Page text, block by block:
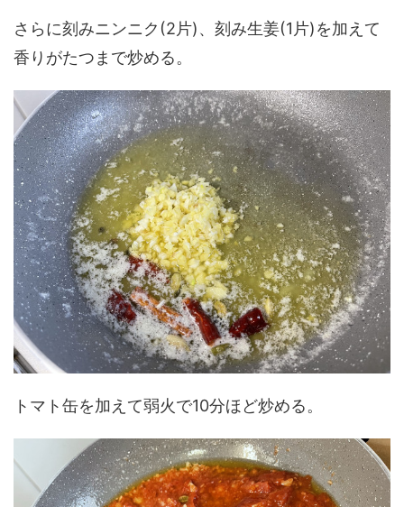
さらに刻みニンニク(2片)、刻み生姜(1片)を加えて
香りがたつまで炒める。
トマト缶を加えて弱火で10分ほど炒める。